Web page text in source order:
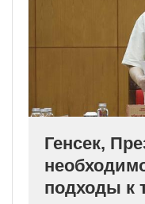
Генсек,
подходы к